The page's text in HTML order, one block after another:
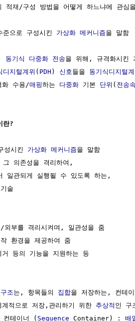
재/구성 방법을 어떻게 하느냐에 관심
으로 구성시킨
가상화 메커니즘을 말함
동기식 다중화 전송을 위해, 규격화시
디지털계위 ( PDH ) 신호들을 동기식디지털
수용/
매핑하는 다중화 기본 단위 ( 전송
?
성시킨
가상화 메커니즘을 말함
그 의존성을 격리하여,
일관되게 실행될 수 있도록 하는,
기술
부를 격리시켜며, 일관성을 줌
환경을 제공하여 줌
등의 기능을 지원하는 등
조는, 항목들의 집합을 저장하는, 컨
계적으로 저장,관리하기 위한 추상적 인 구
컨테이너 ( Sequence Container) : 배